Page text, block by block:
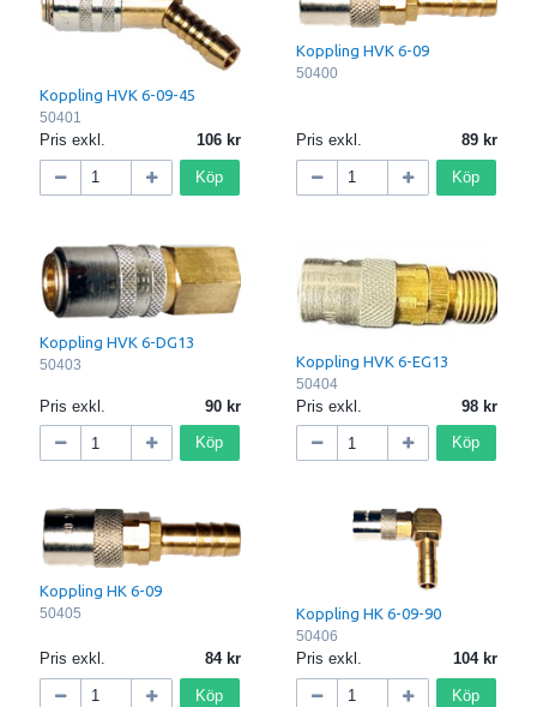
Koppling HVK 6-09-45
50401
Pris exkl. 106
Köp
Koppling HVK 6-09
50400
Pris exkl. 89
Köp
Koppling HVK 6-DG13
50403
Pris exkl. 90
Köp
Koppling HVK 6-EG13
50404
Pris exkl. 98
Köp
Koppling HK 6-09
50405
Pris exkl. 84
Köp
Koppling HK 6-09-90
50406
Pris exkl. 104
Köp